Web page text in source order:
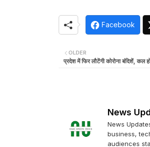
Facebook
OLDER
प्रदेश में फिर लौटेंगी कोरोना बंदिशें, कल
News
News
business,
audiences